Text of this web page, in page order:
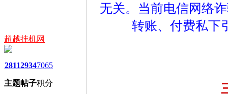
超越挂机网
2811
主题
2934
帖子
7065
积分
无关。当前电信网络
转账、付费私下